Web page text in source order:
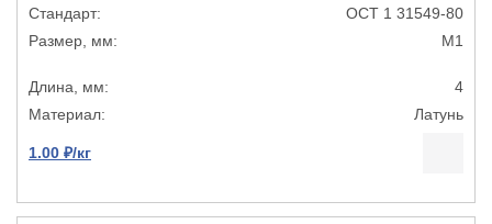
ОСТ 1 31549-80
М1
4
Латунь
1.00 ₽/кг